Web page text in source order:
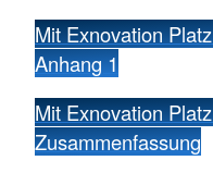
Mit Exnovation
Anhang 1
Mit Exnovation
Zusammenfassung